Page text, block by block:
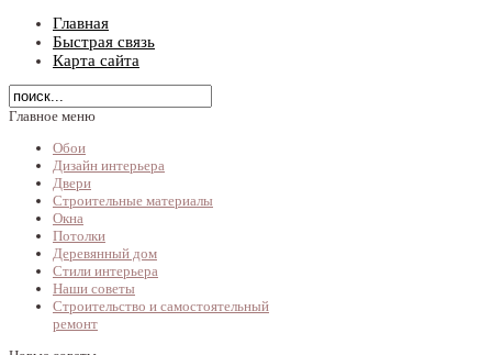
Главная
Быстрая связь
Карта сайта
Главное меню
Обои
Дизайн интерьера
Двери
Строительные материалы
Окна
Потолки
Деревянный дом
Стили интерьера
Наши советы
Строительство и самостоятельный
ремонт